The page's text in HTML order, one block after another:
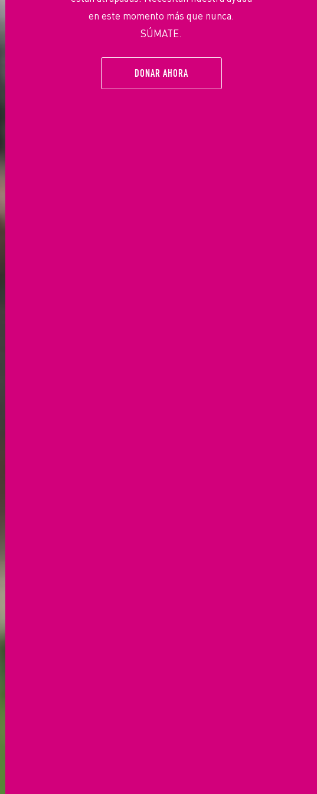
en este momento más que nunca.
SÚMATE.
DONAR AHORA